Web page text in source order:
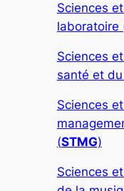
Sciences
laboratoire
Sciences
santé et
Sciences
(STMG)
Sciences